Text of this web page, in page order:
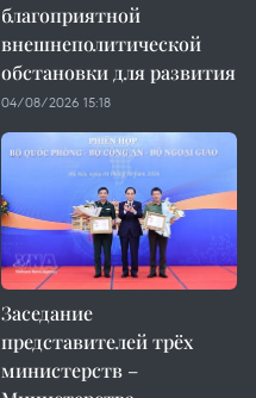
благоприятной
внешнеполитической
обстановки для развития
04/08/2026 15:18
Заседание
представителей трёх
министерств –